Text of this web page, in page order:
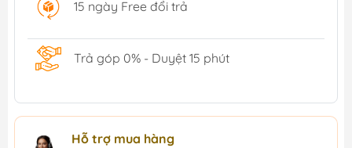
15 ngày Free đổi trả
Trả góp 0% - Duyệt 15 phút
Hỗ trợ mua hàng